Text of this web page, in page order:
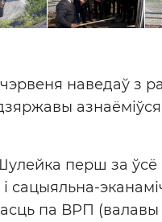
наведаў з
перш за ўсё
сацыяльна-
па ВРП (валавы